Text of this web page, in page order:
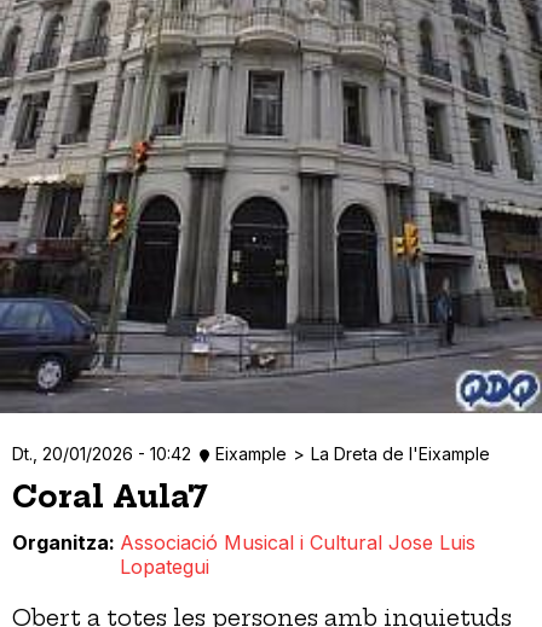
Dt., 20/01/2026 - 10:42 Eixample La Dreta de l'Eixample
Coral Aula7
Organitza Associació Musical i Cultural Jose Luis
Lopategui
Obert a totes les persones amb inquietuds